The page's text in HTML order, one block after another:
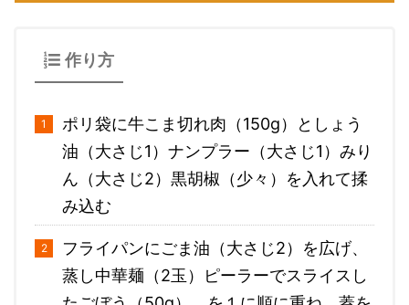
作り方
ポリ袋に牛こま切れ肉（150g）としょう
油（大さじ1）ナンプラー（大さじ1）みり
ん（大さじ2）黒胡椒（少々）を入れて揉
み込む
フライパンにごま油（大さじ2）を広げ、
蒸し中華麺（2玉）ピーラーでスライスし